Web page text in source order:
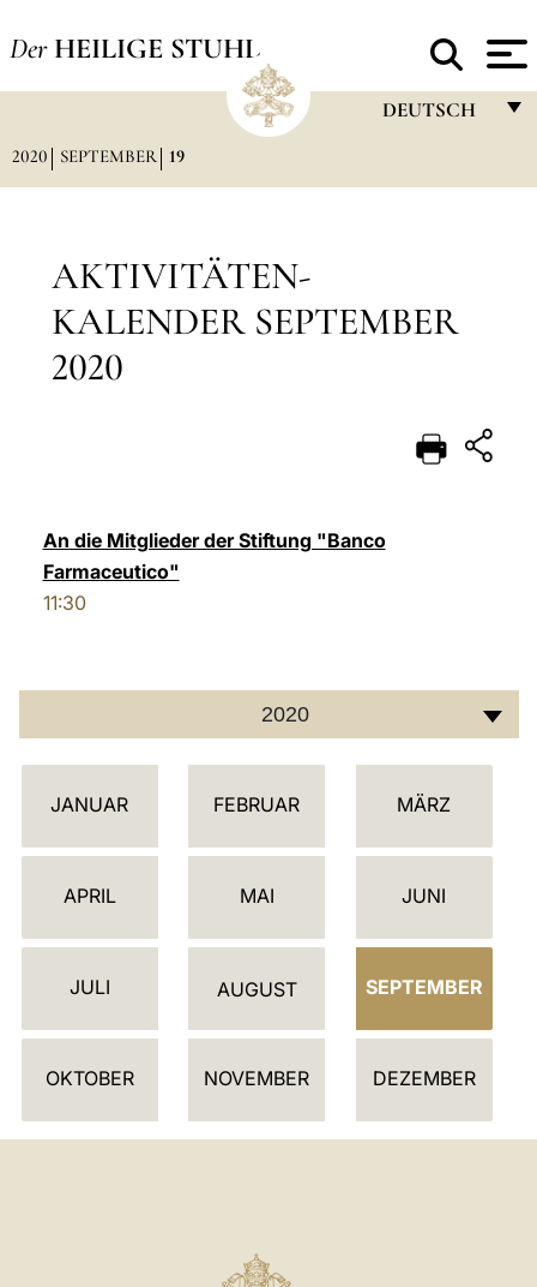
Der HEILIGE STUHL
DEUTSCH
POLSKI
中文
2020 SEPTEMBER 19
AKTIVITÄTEN-
KALENDER SEPTEMBER
2020
An die Mitglieder der Stiftung "Banco
Farmaceutico"
11:30
2020
K
L
D
R
JANUAR FEBRUAR MÄRZ
APRIL MAI JUNI
JULI AUGUST SEPTEMBER
OKTOBER NOVEMBER DEZEMBER